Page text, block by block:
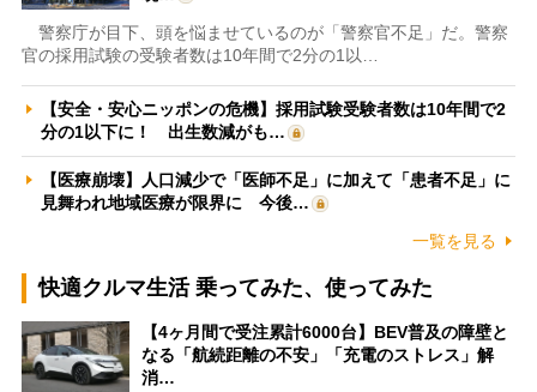
警察庁が目下、頭を悩ませているのが「警察官不足」だ。警察
官の採用試験の受験者数は10年間で2分の1以…
【安全・安心ニッポンの危機】採用試験受験者数は10年間で2
分の1以下に！ 出生数減がも…
【医療崩壊】人口減少で「医師不足」に加えて「患者不足」に
見舞われ地域医療が限界に 今後…
一覧を見る
快適クルマ生活 乗ってみた、使ってみた
【4ヶ月間で受注累計6000台】BEV普及の障壁と
なる「航続距離の不安」「充電のストレス」解
消…